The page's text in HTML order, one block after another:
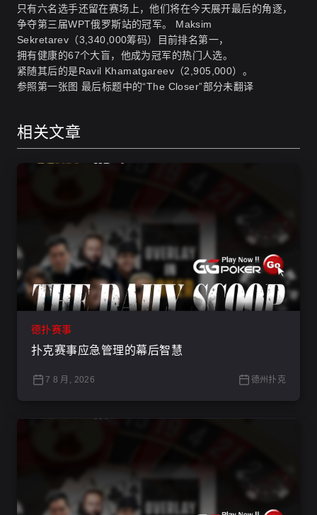
只有六名选手还留在赛场上，他们将在今天展开最后的角逐，
争夺第三届WPT俄罗斯站的冠军。 Maksim
Sekretarev（3,340,000筹码）目前排名第一，
拥有健康的67个大盲，他成为冠军的热门人选。
紧随其后的是Ravil Khamatgareev（2,905,000）。
参照第一张图 最后标题中的“The Closer”部分未翻译
相关文章
德扑赛事
扑克赛事应急管理的幕后智慧
7 8 月, 2026 德州扑克